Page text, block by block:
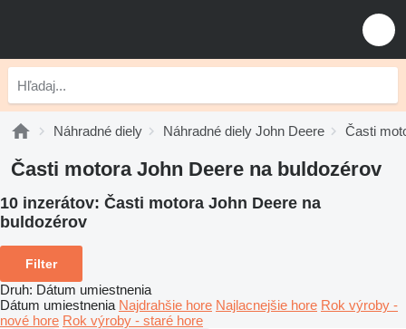
Náhradné diely Náhradné diely John Deere Časti
Časti motora John Deere na buldozérov
10 inzerátov: Časti motora John Deere na
buldozérov
Filter
Druh: Dátum umiestnenia
Dátum umiestnenia Najdrahšie hore Najlacnejšie hore Rok výroby -
nové hore Rok výroby - staré hore